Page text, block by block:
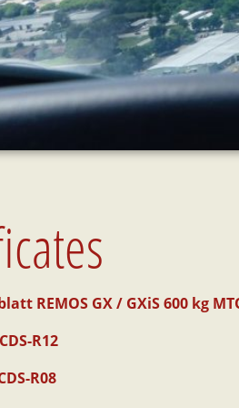
REMOS GX / GXiS 600 kg
R12
R08